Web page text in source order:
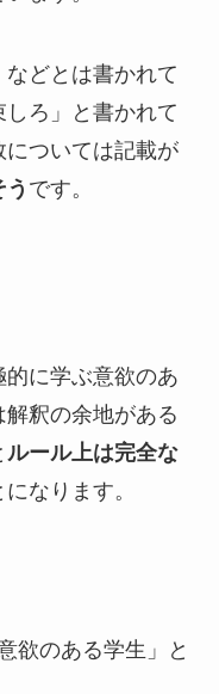
どとは書かれて
ろ」と書かれて
ついては記載が
です。
に学ぶ意欲のあ
釈の余地がある
ルール上は完全な
なります。
欲のある学生」と